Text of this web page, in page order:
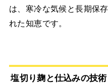
は、寒冷な気候と長期保
れた知恵です。
塩切り麹と仕込みの技術